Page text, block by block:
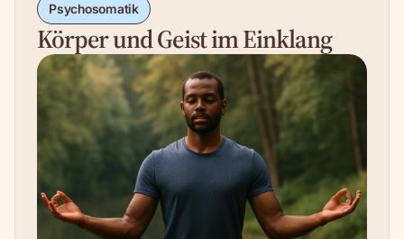
Psychosomatik
Körper und Geist im Einklang